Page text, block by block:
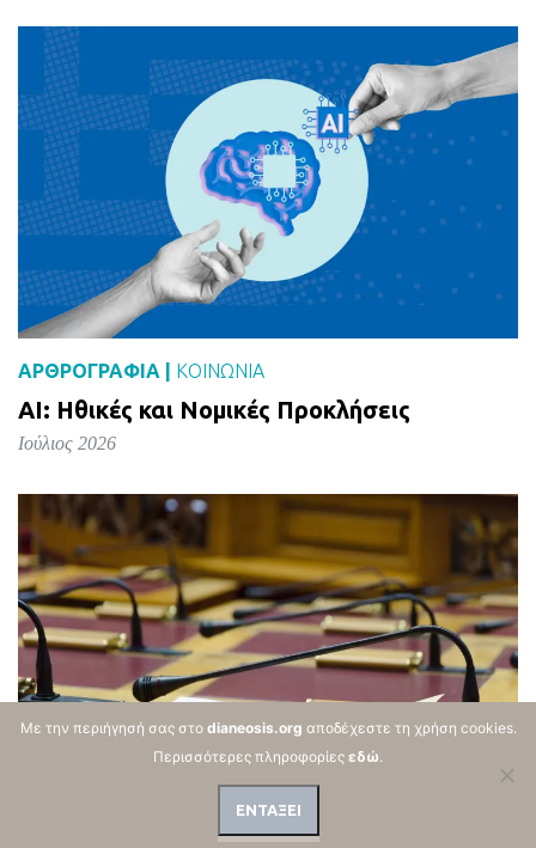
ΑΡΘΡΟΓΡΑΦΙΑ | ΚΟΙΝΩΝΙΑ
AI: Ηθικές και Νομικές Προκλήσεις
Ιούλιος 2026
ΔΗΜΌΣΙΑ ΔΙΟΊΚΗΣΗ
Με την περιήγησή σας στο dianeosis.org αποδέχεστε τη χρήση cookies.
Περισσότερες πληροφορίες εδώ.
ΕΝΤΑΞΕΙ